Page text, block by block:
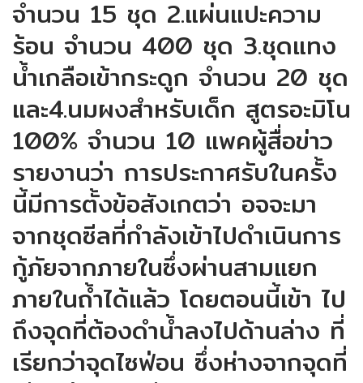
จำนวน 15 ชุด 2.แผ่นแปะความ
ร้อน จำนวน 400 ชุด 3.ชุดแทง
น้ำเกลือเข้ากระดูก จำนวน 20 ชุด
และ4.นมผงสำหรับเด็ก สูตรอะมิโน
100% จำนวน 10 แพคผู้สื่อข่าว
รายงานว่า การประกาศรับในครั้ง
นี้มีการตั้งข้อสังเกตว่า อจจะมา
จากชุดซีลที่กำลังเข้าไปดำเนินการ
กู้ภัยจากภายในซึ่งผ่านสามแยก
ภายในถ้ำได้แล้ว โดยตอนนี้เข้า ไป
ถึงจุดที่ต้องดำน้ำลงไปด้านล่าง ที่
เรียกว่าจุดไซฟ่อน ซึ่งห่างจากจุดที่